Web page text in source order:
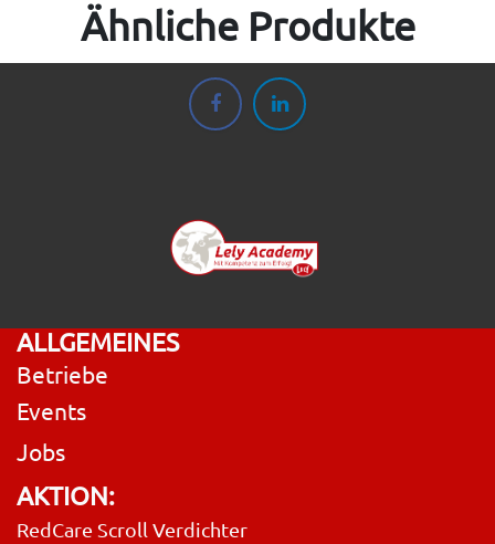
Ähnliche Produkte
ALLGEMEINES
Betriebe
Events
Jobs
AKTION:
RedCare Scroll Verdichter